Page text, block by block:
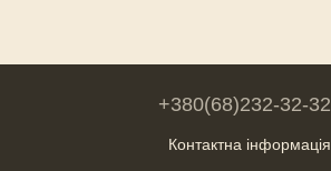
+380(68)232-32-32
Контактна інформація